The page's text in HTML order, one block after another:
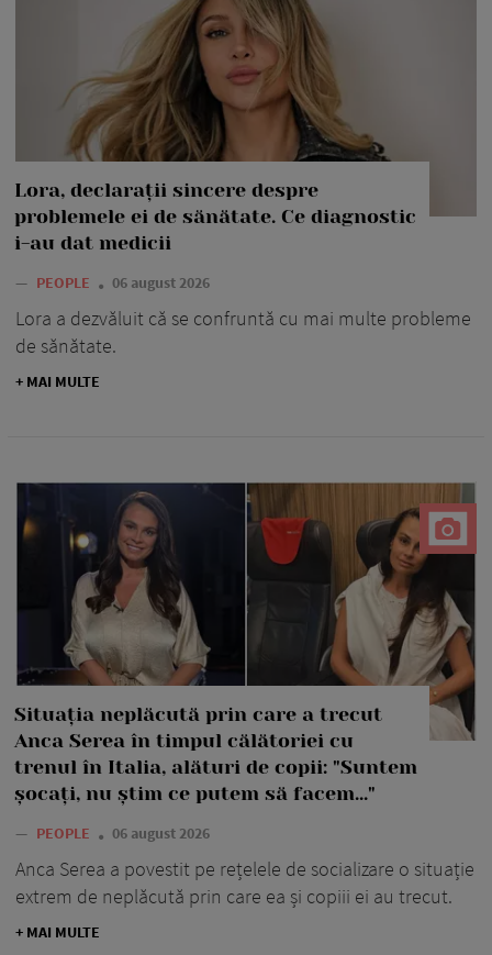
Lora, declarații sincere despre
problemele ei de sănătate. Ce diagnostic
i-au dat medicii
— PEOPLE 06 august 2026
Lora a dezvăluit că se confruntă cu mai multe probleme
de sănătate.
+ MAI MULTE
Situația neplăcută prin care a trecut
Anca Serea în timpul călătoriei cu
trenul în Italia, alături de copii: "Suntem
șocați, nu știm ce putem să facem..."
— PEOPLE 06 august 2026
Anca Serea a povestit pe rețelele de socializare o situație
extrem de neplăcută prin care ea și copiii ei au trecut.
+ MAI MULTE